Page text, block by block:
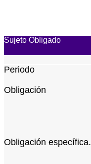
Sujeto Obligado
Periodo
Obligación
Obligación específica.